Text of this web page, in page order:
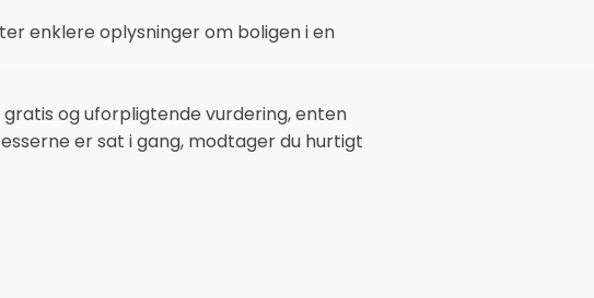
enklere oplysninger om boligen i en
og uforpligtende vurdering, enten
er sat i gang, modtager du hurtigt